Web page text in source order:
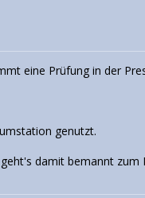
eine Prüfung in der
genutzt.
damit bemannt zum